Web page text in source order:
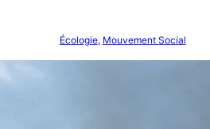
Écologie, Mouvement Social